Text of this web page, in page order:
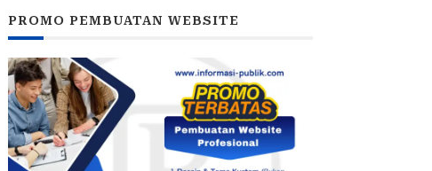
PROMO PEMBUATAN WEBSITE